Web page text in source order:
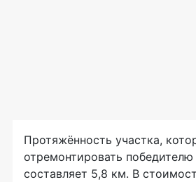
Протяжённость участка,
отремонтировать победителю
составляет 5,8 км. В